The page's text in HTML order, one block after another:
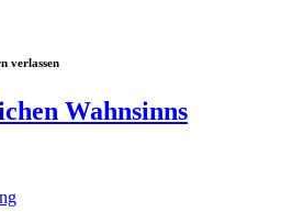
verlassen
Wahnsinns